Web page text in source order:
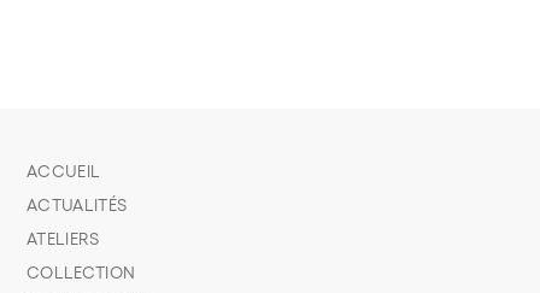
ACCUEIL
ACTUALITÉS
ATELIERS
COLLECTION